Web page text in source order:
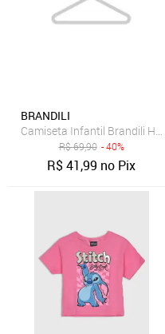
BRANDILI
Camiseta Infantil Brandili
R$69,90 - 40%
R$41,99 no Pix